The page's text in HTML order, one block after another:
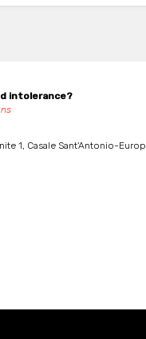
intolerance?
1, Casale Sant'Antonio-